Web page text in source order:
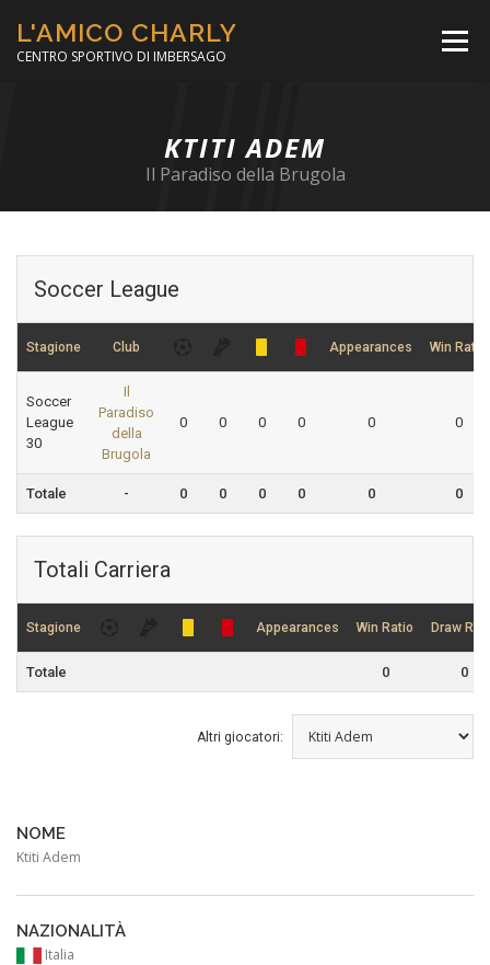
contenuto
L'AMICO CHARLY
CENTRO SPORTIVO DI IMBERSAGO
Menù
SCUOLA TENNIS
KTITI ADEM
Il Paradiso della Brugola
Soccer League
Stagione Club Appearances Win Ratio
Soccer
League
30
Il
Paradiso
della
Brugola
0 0 0 0 0 0
Totale - 0 0 0 0 0 0
Totali Carriera
Stagione Appearances Win Ratio Draw
Totale 0 0
Altri giocatori:
NOME
Ktiti Adem
NAZIONALITÀ
Italia